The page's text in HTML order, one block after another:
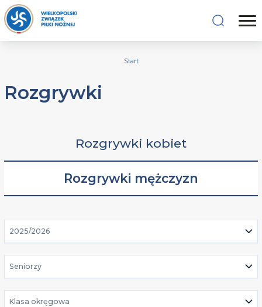
Start
Rozgrywki
Rozgrywki kobiet
Rozgrywki mężczyzn
2025/2026
Seniorzy
Klasa okręgowa